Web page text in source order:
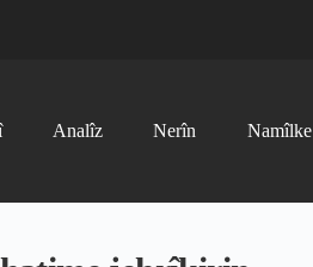
Analîz Nerîn Namîlke